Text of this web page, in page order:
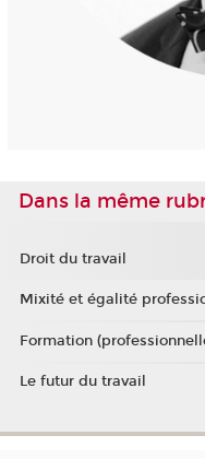
Dans la même
Droit du travail
Mixité et égalité
Formation
Le futur du travail